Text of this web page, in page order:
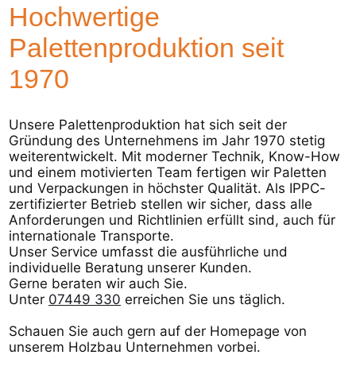
Hochwertige
Palettenproduktion seit
1970
Unsere Palettenproduktion hat sich seit der
Gründung des Unternehmens im Jahr 1970 stetig
weiterentwickelt. Mit moderner Technik, Know-How
und einem motivierten Team fertigen wir Paletten
und Verpackungen in höchster Qualität. Als IPPC-
zertifizierter Betrieb stellen wir sicher, dass alle
Anforderungen und Richtlinien erfüllt sind, auch für
internationale Transporte.
Unser Service umfasst die ausführliche und
individuelle Beratung unserer Kunden.
Gerne beraten wir auch Sie.
Unter 07449 330 erreichen Sie uns täglich.
Schauen Sie auch gern auf der Homepage von
unserem Holzbau Unternehmen vorbei.